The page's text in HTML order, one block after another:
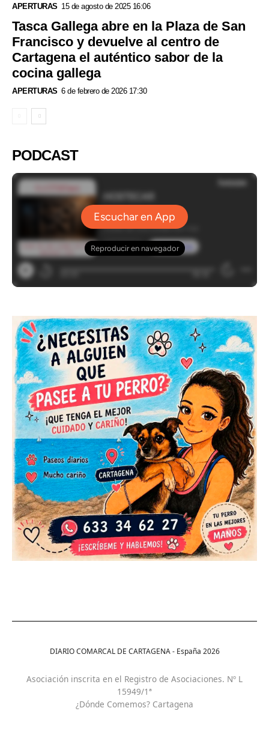
APERTURAS 15 de agosto de 2025 16:06
Tasca Gallega abre en la Plaza de San
Francisco y devuelve al centro de
Cartagena el auténtico sabor de la
cocina gallega
APERTURAS 6 de febrero de 2026 17:30
PODCAST
DIARIO COMARCAL DE CARTAGENA - España 2026
Asociación inscrita en el Registro de Asociaciones. Nº L
15949/1ª
¿Dónde Comemos? Cartagena